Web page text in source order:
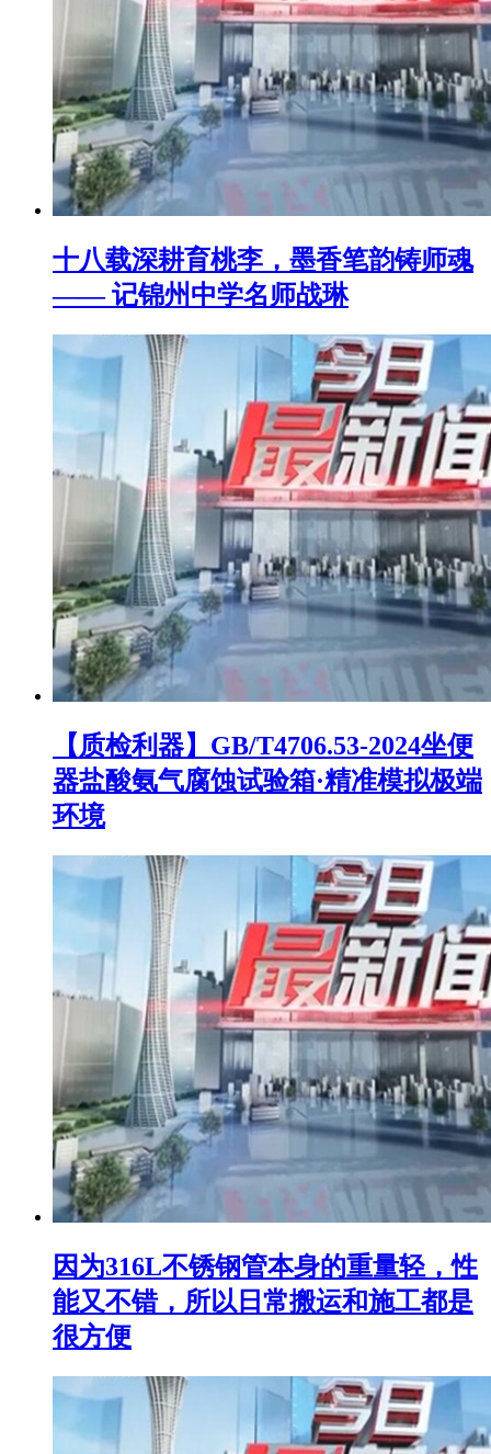
十八载深耕育桃李，墨香笔韵铸师魂
—— 记锦州中学名师战琳
【质检利器】GB/T4706.53-2024坐便
器盐酸氨气腐蚀试验箱·精准模拟极端
环境
因为316L不锈钢管本身的重量轻，性
能又不错，所以日常搬运和施工都是
很方便